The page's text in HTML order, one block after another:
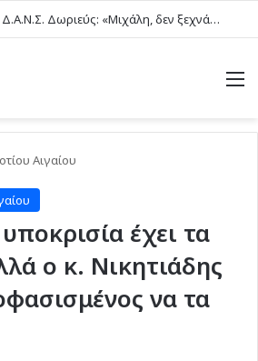
D24 Δίκτυο Φίλων Δ.Α.Ν.Σ. Δωριεύς: «Μιχάλη, δεν ξεχνάμε – Η βία δεν είναι μαγκιά»
Αιγαίου
έχει τα
ο κ. Νικητιάδης
να τα